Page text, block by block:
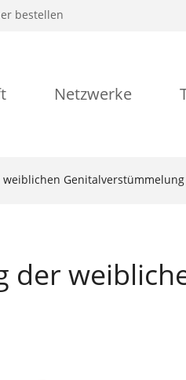
bestellen
Netzwerke
Genitalverstümmelung
der